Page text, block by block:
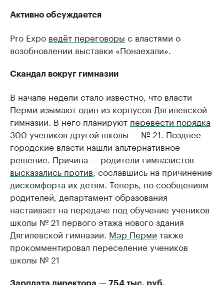
Активно обсуждается
Pro Expo ведёт переговоры с властями о
возобновлении выставки «Понаехали».
Скандал вокруг гимназии
В начале недели стало известно, что власти
Перми изымают один из корпусов Дягилевской
гимназии. В него планируют перевести порядка
300 учеников другой школы — № 21. Позднее
городские власти нашли альтернативное
решение. Причина — родители гимназистов
высказались против, сославшись на причинение
дискомфорта их детям. Теперь, по сообщениям
родителей, департамент образования
настаивает на передаче под обучение учеников
школы № 21 первого этажа нового здания
Дягилевской гимназии. Мэр Перми также
прокомментировал переселение учеников
школы № 21